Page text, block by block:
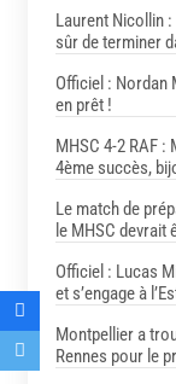
Laurent Nicollin :
sûr de terminer
Officiel : Nordan
en prêt !
MHSC 4-2 RAF
4ème succès,
Le match de
le MHSC devrait
Officiel : Lucas
et s’engage à
Montpellier a
Rennes pour le